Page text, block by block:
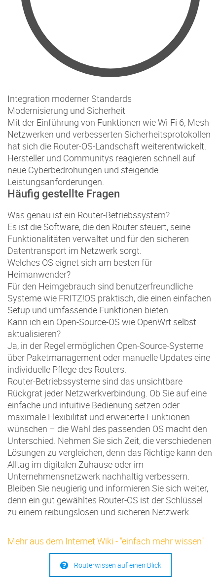
Integration moderner Standards
Modernisierung und Sicherheit
Mit der Einführung von Funktionen wie Wi-Fi 6, Mesh-
Netzwerken und verbesserten Sicherheitsprotokollen
hat sich die Router-OS-Landschaft weiterentwickelt.
Hersteller und Communitys reagieren schnell auf
neue Cyberbedrohungen und steigende
Leistungsanforderungen.
Häufig gestellte Fragen
Was genau ist ein Router-Betriebssystem?
Es ist die Software, die den Router steuert, seine
Funktionalitäten verwaltet und für den sicheren
Datentransport im Netzwerk sorgt.
Welches OS eignet sich am besten für
Heimanwender?
Für den Heimgebrauch sind benutzerfreundliche
Systeme wie FRITZ!OS praktisch, die einen einfachen
Setup und umfassende Funktionen bieten.
Kann ich ein Open-Source-OS wie OpenWrt selbst
aktualisieren?
Ja, in der Regel ermöglichen Open-Source-Systeme
über Paketmanagement oder manuelle Updates eine
individuelle Pflege des Routers.
Router-Betriebssysteme sind das unsichtbare
Rückgrat jeder Netzwerkverbindung. Ob Sie auf eine
einfache und intuitive Bedienung setzen oder
maximale Flexibilität und erweiterte Funktionen
wünschen – die Wahl des passenden OS macht den
Unterschied. Nehmen Sie sich Zeit, die verschiedenen
Lösungen zu vergleichen, denn das Richtige kann den
Alltag im digitalen Zuhause oder im
Unternehmensnetzwerk nachhaltig verbessern.
Bleiben Sie neugierig und informieren Sie sich weiter,
denn ein gut gewähltes Router-OS ist der Schlüssel
zu einem reibungslosen und sicheren Netzwerk.
Mehr aus dem Internet Wiki - "einfach mehr wissen"
Routerwissen auf einen Blick